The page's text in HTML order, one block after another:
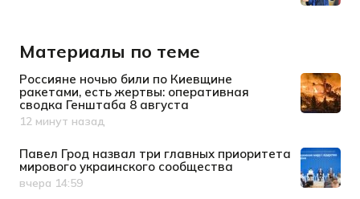
Материалы по теме
Россияне ночью били по Киевщине
ракетами, есть жертвы: оперативная
сводка Генштаба 8 августа
Дата публикации
12 минут назад
Павел Грод назвал три главных приоритета
мирового украинского сообщества
Дата публикации
вчера 14:59